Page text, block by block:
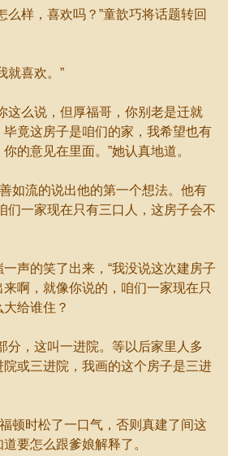
样，喜欢吗？”童歆巧将话题转回
喜欢。”
么说，但厚福哥，你别老是迁就
竟这房子是咱们的家，我希望也有
的意见在里面。”她认真地道。
流的说出他的第一个想法。他有
们一家现在只有三口人，这房子会不
的笑了出来，“我没说这次建房子
啊，就像你说的，咱们一家现在只
给谁住？
，这叫一进院。等以后家里人多
或三进院，我画的这个房子是三进
时松了一口气，否则真建了间这
要怎么跟爹娘解释了。